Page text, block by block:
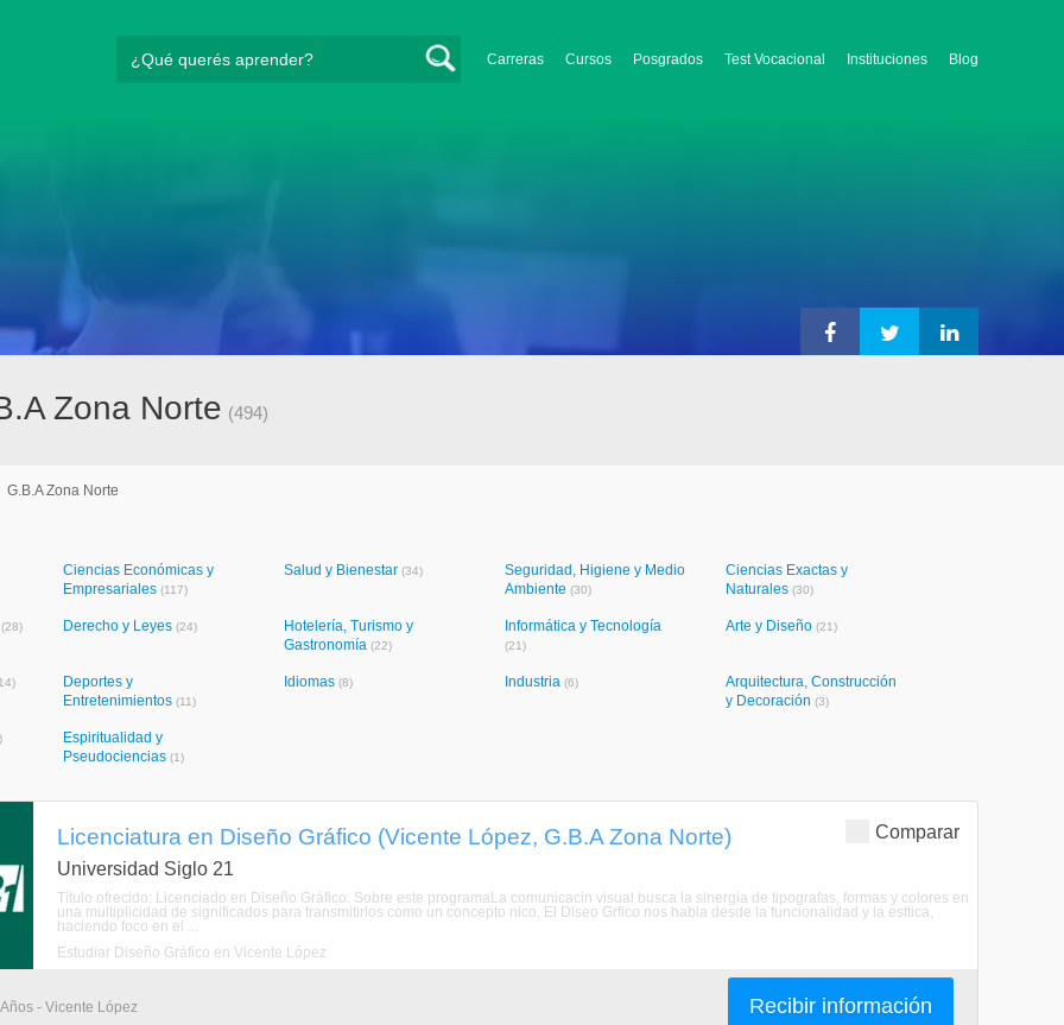
Carreras Cursos Posgrados Test Vocacional Instituciones Blog
Zona Norte (494)
G.B.A Zona Norte
Ciencias Económicas y
Empresariales (117)
Salud y Bienestar (34)
Seguridad, Higiene y Medio
Ambiente (30)
Ciencias Exactas y
Naturales (30)
(28) Derecho y Leyes (24)
Hotelería, Turismo y
Gastronomía (22)
Informática y Tecnología
(21)
Arte y Diseño (21)
Deportes y
Entretenimientos (11)
Idiomas (8) Industria (6)
Arquitectura, Construcción
y Decoración (3)
Espiritualidad y
Pseudociencias (1)
Comparar
Licenciatura en Diseño Gráfico (Vicente López, G.B.A Zona Norte)
Universidad Siglo 21
Título ofrecido: Licenciado en Diseño Gráfico. Sobre este programaLa comunicacin visual busca la sinergia de tipografas, formas y colores en
una multiplicidad de significados para transmitirlos como un concepto nico. El Diseo Grfico nos habla desde la funcionalidad y la esttica,
haciendo foco en el ...
Estudiar Diseño Gráfico en Vicente López
- Vicente López Recibir información